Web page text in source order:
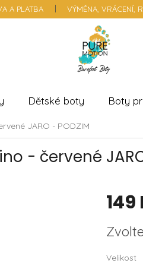
A PLATBA VÝMĚNA, VRÁCENÍ,
Dětské boty Boty
JARO - PODZIM
- červené
149
cena:
Velikost